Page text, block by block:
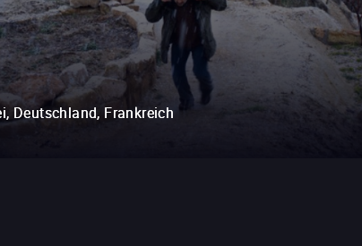
Deutschland, Frankreich